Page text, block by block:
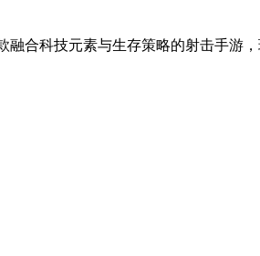
合科技元素与生存策略的射击手游